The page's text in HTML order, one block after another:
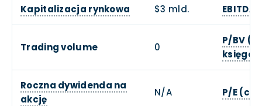
Kapitalizacja rynkowa $3 mld. EBITDA
Trading volume 0
P/BV
Roczna dywidenda na
akcję
N/A P/E